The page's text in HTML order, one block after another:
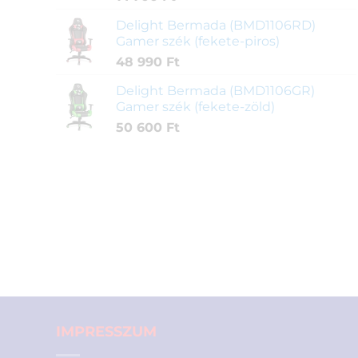
Delight Bermada (BMD1106RD)
Gamer szék (fekete-piros)
48 990 Ft
Delight Bermada (BMD1106GR)
Gamer szék (fekete-zöld)
50 600 Ft
IMPRESSZUM